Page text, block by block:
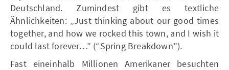
Deutschland. Zumindest gibt es textliche
Ähnlichkeiten: „Just thinking about our good times
together, and how we rocked this town, and I wish it
could last forever…” (“Spring Breakdown”).
Fast eineinhalb Millionen Amerikaner besuchten